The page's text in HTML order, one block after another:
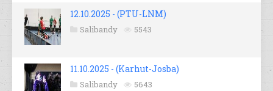
12.10.2025 - (PTU-LNM)
Salibandy 5543
11.10.2025 - (Karhut-Josba)
Salibandy 5643